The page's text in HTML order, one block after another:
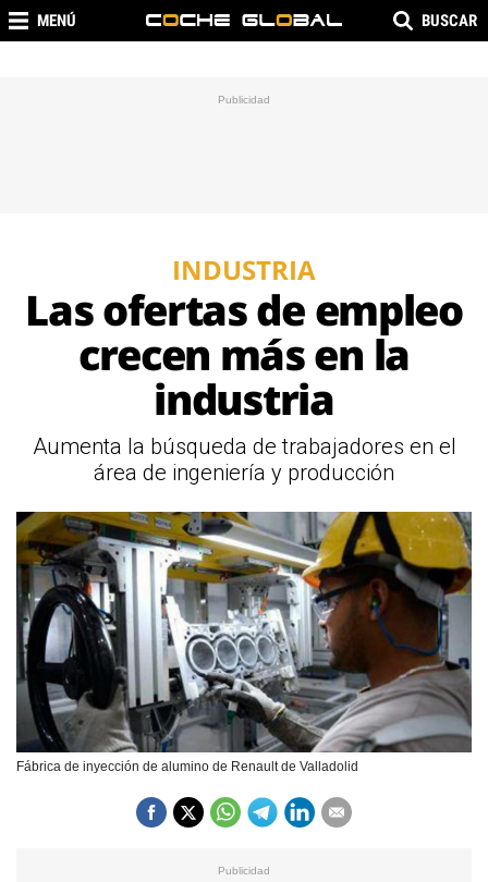
MENÚ BUSCAR
INDUSTRIA
Las ofertas de empleo
crecen más en la
industria
Aumenta la búsqueda de trabajadores en el
área de ingeniería y producción
Fábrica de inyección de alumino de Renault de Valladolid